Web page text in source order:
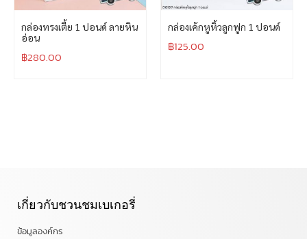
กล่องทรงเตี้ย 1 ปอนด์ ลายหิน
อ่อน
฿280.00
กล่องเค้กหูหิ้วลูกฟูก 1 ปอนด์
฿125.00
เกี่ยวกับชวนชมเบเกอรี่
ข้อมูลองค์กร